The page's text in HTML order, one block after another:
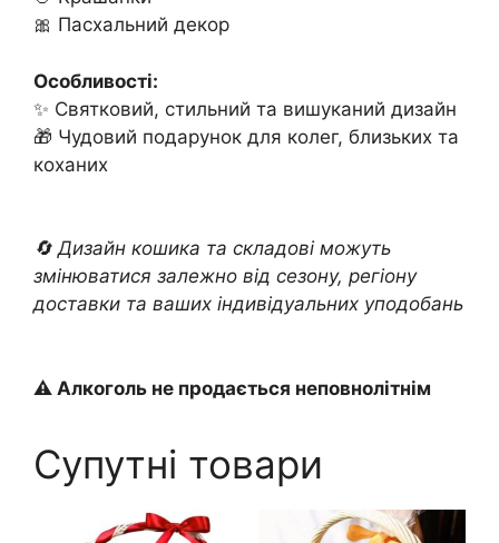
🎀 Пасхальний декор
Особливості:
✨ Святковий, стильний та вишуканий дизайн
🎁 Чудовий подарунок для колег, близьких та
коханих
🔄 Дизайн кошика та складові можуть
змінюватися залежно від сезону, регіону
доставки та ваших індивідуальних уподобань
⚠️ Алкоголь не продається неповнолітнім
Супутні товари